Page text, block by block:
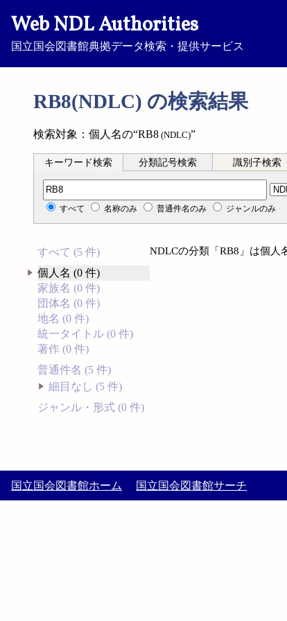
Web NDL Authorities
国立国会図書館典拠データ検索・提供サービス
RB8(NDLC) の検索結果
検索対象：個人名の“RB8 (NDLC)”
キーワード検索 分類記号検索 識別子検索
分類記号検索
すべて 名称のみ 普通件名のみ ジャンルのみ
すべて (5 件)
個人名 (0 件)
家族名 (0 件)
団体名 (0 件)
地名 (0 件)
統一タイトル (0 件)
著作 (0 件)
普通件名 (5 件)
細目なし (5 件)
ジャンル・形式 (0 件)
NDLCの分類「RB8」は個人
国立国会図書館ホーム 国立国会図書館サーチ